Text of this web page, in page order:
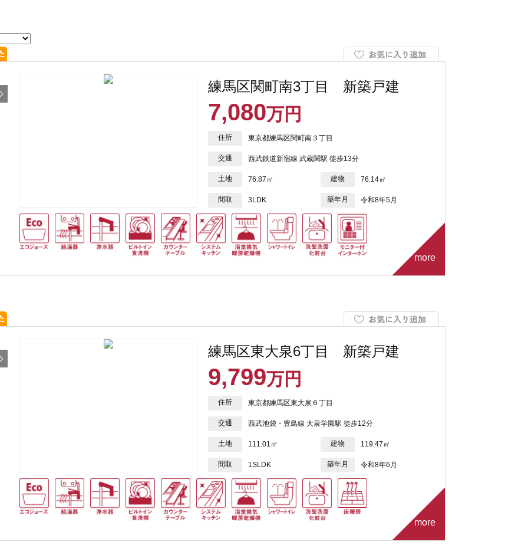
練馬区関町南3丁目 新築戸建
7,080万円
住所 東京都練馬区関町南３丁目
交通 西武鉄道新宿線 武蔵関駅 徒歩13分
土地 76.87㎡ 建物 76.14㎡
間取 3LDK 築年月 令和8年5月
more
練馬区東大泉6丁目 新築戸建
9,799万円
住所 東京都練馬区東大泉６丁目
交通 西武池袋・豊島線 大泉学園駅 徒歩12分
土地 111.01㎡ 建物 119.47㎡
間取 1SLDK 築年月 令和8年6月
more